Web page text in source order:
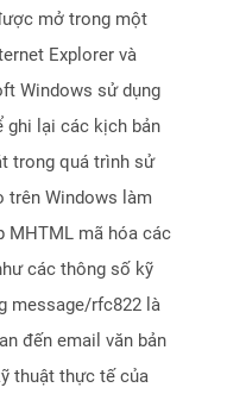
mở trong một
Explorer và
Windows sử dụng
ghi lại các kịch bản
trong quá trình sử
trên Windows làm
MHTML mã hóa các
các thông số kỹ
message/rfc822 là
đến email văn bản
thuật thực tế của